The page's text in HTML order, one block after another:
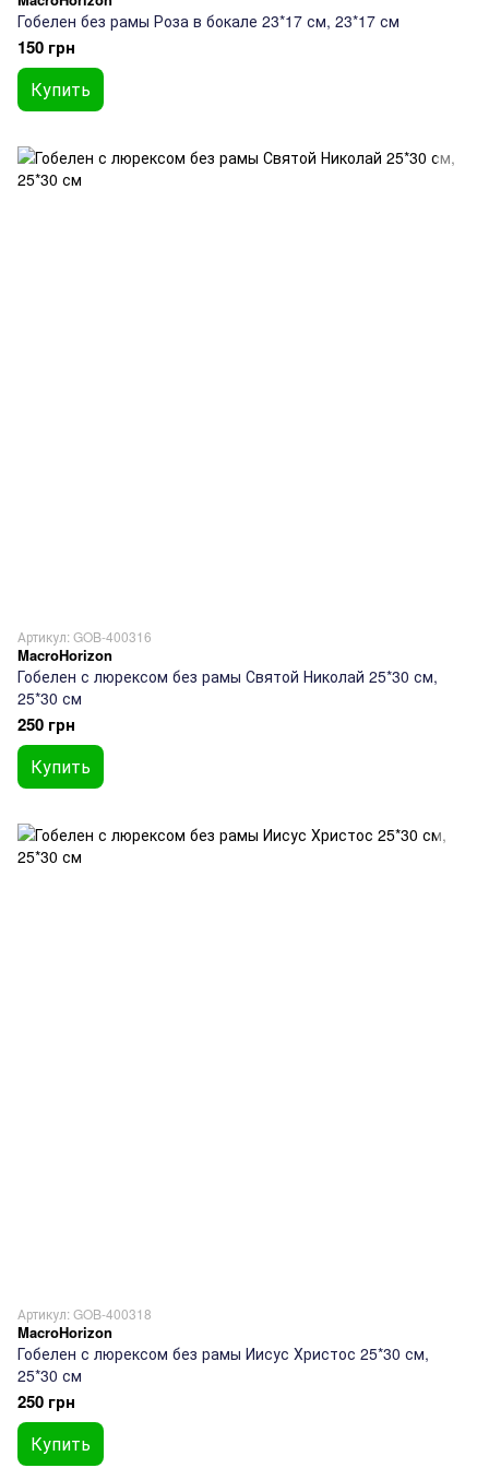
Гобелен без рамы Роза в бокале 23*17 см, 23*17 см
150 грн
Купить
Артикул: GOB-400316
MacroHorizon
Гобелен с люрексом без рамы Святой Николай 25*30 см,
25*30 см
250 грн
Купить
Артикул: GOB-400318
MacroHorizon
Гобелен с люрексом без рамы Иисус Христос 25*30 см,
25*30 см
250 грн
Купить